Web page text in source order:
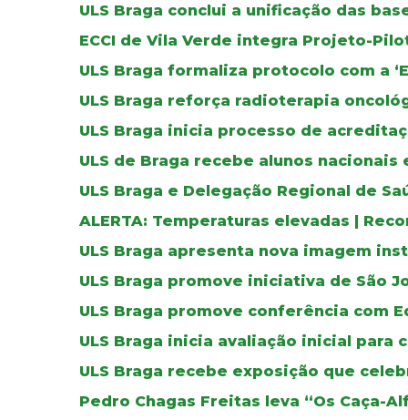
ULS Braga conclui a unificação das
ECCI de Vila Verde integra Projeto-
ULS Braga formaliza protocolo com a
ULS Braga reforça radioterapia
ULS Braga inicia processo de
ULS de Braga recebe alunos
ULS Braga e Delegação Regional de
ALERTA: Temperaturas elevadas |
ULS Braga apresenta nova imagem
ULS Braga promove iniciativa de São
ULS Braga promove conferência com
ULS Braga inicia avaliação inicial para
ULS Braga recebe exposição que
Pedro Chagas Freitas leva “Os Caça-